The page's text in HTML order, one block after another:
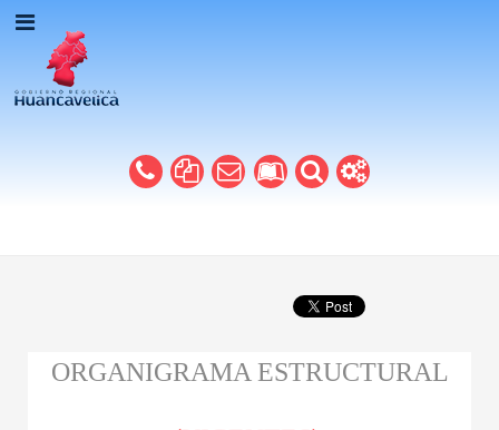
ORGANIGRAMA ESTRUCTURAL